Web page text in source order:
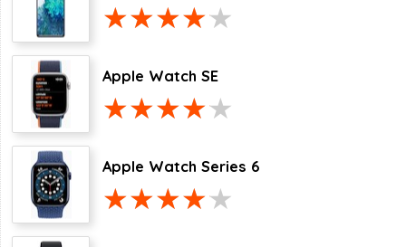
Apple Watch SE
Apple Watch Series 6